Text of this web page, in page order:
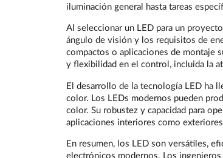
iluminación general hasta tareas
Al seleccionar un LED para un
ángulo de visión y los requisitos de
compactos o aplicaciones de montaje
y flexibilidad en el control, incluida la
El desarrollo de la tecnología LED ha
color. Los LEDs modernos pueden
color. Su robustez y capacidad para
aplicaciones interiores como
En resumen, los LED son versátiles,
electrónicos modernos. Los ingenieros